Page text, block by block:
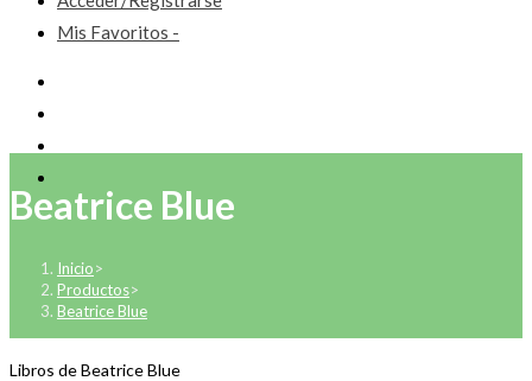
Mis Favoritos -
Beatrice Blue
Inicio>
Productos>
Beatrice Blue
Libros de Beatrice Blue